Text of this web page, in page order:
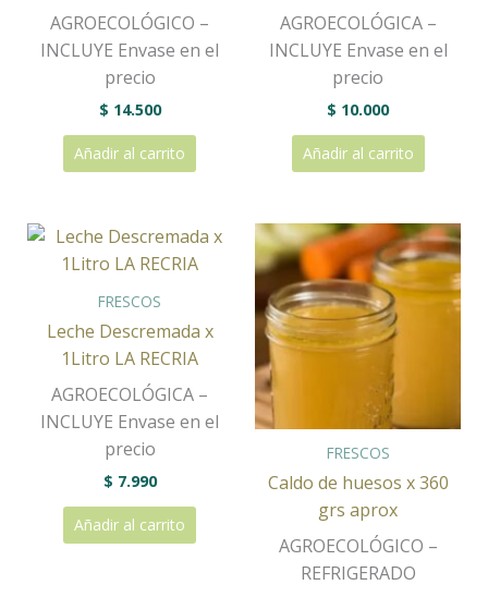
AGROECOLÓGICO –
INCLUYE Envase en el
precio
$ 14.500
Añadir al carrito
AGROECOLÓGICA –
INCLUYE Envase en el
precio
$ 10.000
Añadir al carrito
FRESCOS
Leche Descremada x
1Litro LA RECRIA
AGROECOLÓGICA –
INCLUYE Envase en el
precio
$ 7.990
Añadir al carrito
FRESCOS
Caldo de huesos x 360
grs aprox
AGROECOLÓGICO –
REFRIGERADO